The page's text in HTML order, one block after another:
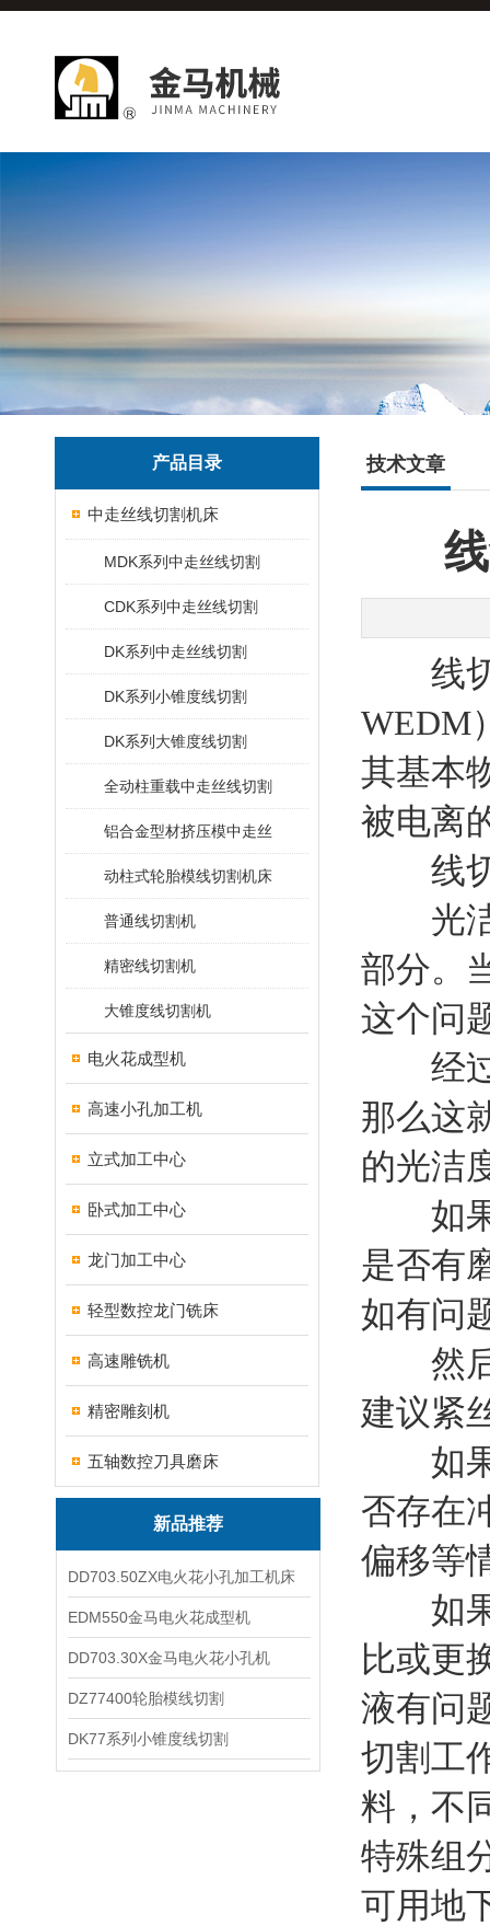
产品目录
中走丝线切割机床
MDK系列中走丝线切割
CDK系列中走丝线切割
DK系列中走丝线切割
DK系列小锥度线切割
DK系列大锥度线切割
全动柱重载中走丝线切割
铝合金型材挤压模中走丝
动柱式轮胎模线切割机床
普通线切割机
精密线切割机
大锥度线切割机
电火花成型机
高速小孔加工机
立式加工中心
卧式加工中心
龙门加工中心
轻型数控龙门铣床
高速雕铣机
精密雕刻机
五轴数控刀具磨床
新品推荐
DD703.50ZX电火花小孔加工机床
EDM550金马电火花成型机
DD703.30X金马电火花小孔机
DZ77400轮胎模线切割
DK77系列小锥度线切割
技术文章
线切
WEDM
其基本
被电离
线切
光洁
部分。
这个问
经过
那么这
的光洁
如果
是否有
如有问
然后
建议紧
如果
否存在
偏移等
如果
比或更
液有问
切割工
料，不
特殊组
可用地